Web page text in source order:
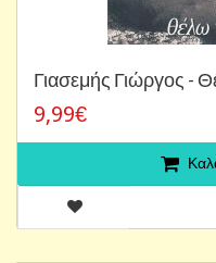
Γιασεμής Γιώργος -
9,99€